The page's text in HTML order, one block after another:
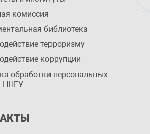
комиссия
библиотека
терроризму
коррупции
обработки персональных
ННГУ